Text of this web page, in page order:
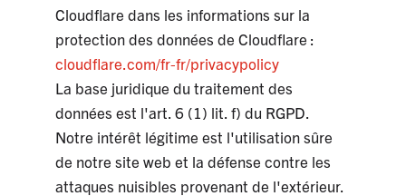
Cloudflare dans les informations sur la
protection des données de Cloudflare :
cloudflare.com/fr-fr/privacypolicy
La base juridique du traitement des
données est l'art. 6 (1) lit. f) du RGPD.
Notre intérêt légitime est l'utilisation sûre
de notre site web et la défense contre les
attaques nuisibles provenant de l'extérieur.